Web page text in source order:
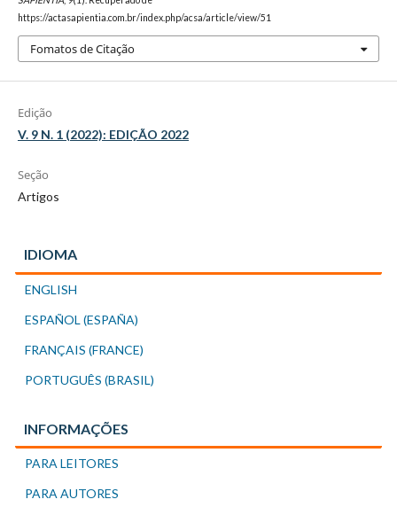
https://actasapientia.com.br/index.php/acsa/article/view/51
Fomatos de Citação
Edição
V. 9 N. 1 (2022): EDIÇÃO 2022
Seção
Artigos
IDIOMA
ENGLISH
ESPAÑOL (ESPAÑA)
FRANÇAIS (FRANCE)
PORTUGUÊS (BRASIL)
INFORMAÇÕES
PARA LEITORES
PARA AUTORES